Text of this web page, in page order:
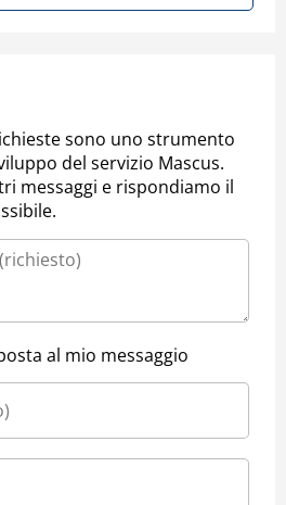
sono uno strumento
del servizio Mascus.
messaggi e rispondiamo il
al mio messaggio